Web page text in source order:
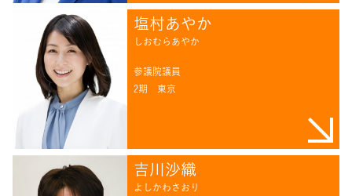
塩村あやか
しおむらあやか
参議院議員
2期 東京
吉川沙織
よしかわさおり